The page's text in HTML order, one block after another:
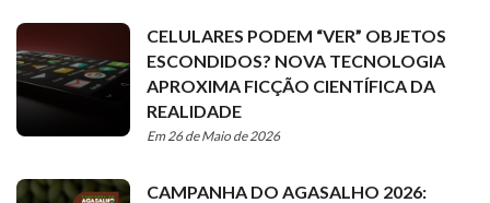
CELULARES PODEM “VER” OBJETOS
ESCONDIDOS? NOVA TECNOLOGIA
APROXIMA FICÇÃO CIENTÍFICA DA
REALIDADE
Em 26 de Maio de 2026
CAMPANHA DO AGASALHO 2026: